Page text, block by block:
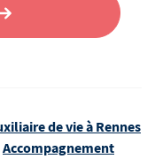
de vie à Rennes
Accompagnement